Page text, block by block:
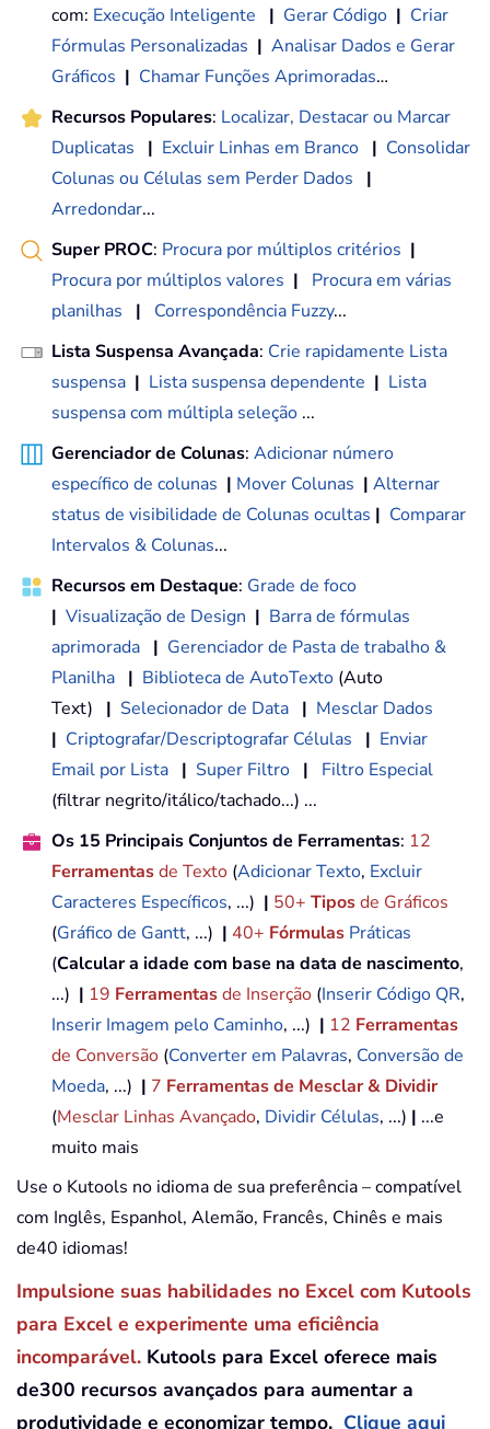
com: Execução Inteligente | Gerar Código | Criar
Fórmulas Personalizadas | Analisar Dados e Gerar
Gráficos | Chamar Funções Aprimoradas…
Recursos Populares: Localizar, Destacar ou Marcar
Duplicatas
| Excluir Linhas em Branco | Consolidar
Colunas ou Células sem Perder Dados
|
Arredondar...
Super PROC: Procura por múltiplos critérios |
Procura por múltiplos valores |
Procura em várias
planilhas
| Correspondência Fuzzy...
Lista Suspensa Avançada: Crie rapidamente Lista
suspensa | Lista suspensa dependente | Lista
suspensa com múltipla seleção ...
Gerenciador de Colunas: Adicionar número
específico de colunas | Mover Colunas | Alternar
status de visibilidade de Colunas ocultas | Comparar
Intervalos & Colunas...
Recursos em Destaque: Grade de foco
| Visualização de Design | Barra de fórmulas
aprimorada | Gerenciador de Pasta de trabalho &
Planilha | Biblioteca de AutoTexto (Auto
Text) | Selecionador de Data | Mesclar Dados
| Criptografar/Descriptografar Células | Enviar
Email por Lista | Super Filtro |
Filtro Especial
(filtrar negrito/itálico/tachado...) ...
Os 15 Principais Conjuntos de Ferramentas: 12
Ferramentasde Texto (Adicionar Texto, Excluir
Caracteres Específicos, ...) | 50+ Tiposde Gráficos
(Gráfico de Gantt, ...) | 40+ Fórmulas Práticas
(Calcular a idade com base na data de nascimento,
...) | 19 Ferramentasde Inserção (Inserir Código QR,
Inserir Imagem pelo Caminho, ...) | 12 Ferramentas
de Conversão (Converter em Palavras, Conversão de
Moeda, ...) | 7 Ferramentas de Mesclar & Dividir
(Mesclar Linhas Avançado, Dividir Células, ...) | ...e
muito mais
Use o Kutools no idioma de sua preferência – compatível
com Inglês, Espanhol, Alemão, Francês, Chinês e mais
de40 idiomas!
Impulsione suas habilidades no Excel com Kutools
para Excel e experimente uma eficiência
incomparável. Kutools para Excel oferece mais
de300 recursos avançados para aumentar a
produtividade e economizar tempo. Clique aqui